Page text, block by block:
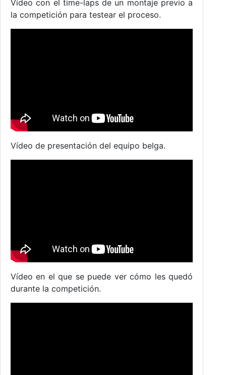
Vídeo con el time-laps de un montaje previo a
la competición para testear el proceso.
Vídeo de presentación del equipo belga.
Vídeo en el que se puede ver cómo les quedó
durante la competición.